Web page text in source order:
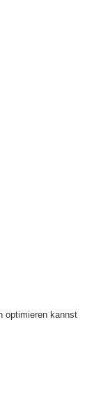
optimieren kannst